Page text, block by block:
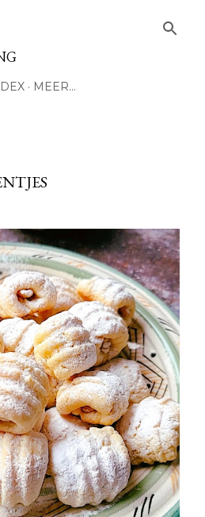
MEER…